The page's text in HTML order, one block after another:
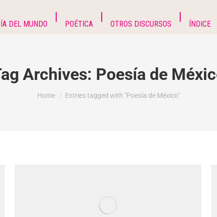
DEL MUNDO POÉTICA OTROS DISCURSOS ÍNDICE
Archives: Poesía de
You are here:
Home Entries tagged with "Poesía de México"